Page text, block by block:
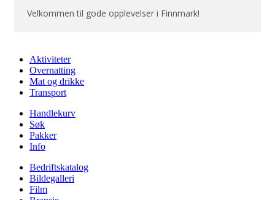
Velkommen til gode opplevelser i Finnmark!
Aktiviteter
Overnatting
Mat og drikke
Transport
Handlekurv
Søk
Pakker
Info
Bedriftskatalog
Bildegalleri
Film